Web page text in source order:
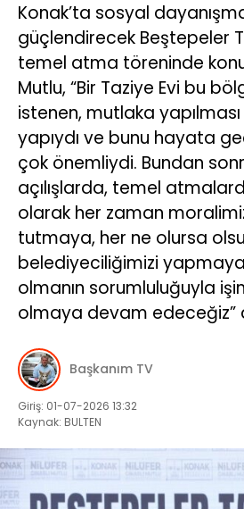
Konak’ta sosyal
güçlendirecek Beştepeler
temel atma töreninde
Mutlu, “Bir Taziye Evi bu
istenen, mutlaka
yapıydı ve bunu hayata
çok önemliydi. Bundan
açılışlarda, temel
olarak her zaman
tutmaya, her ne olursa
belediyeciliğimizi
olmanın sorumluluğuyla
olmaya devam edeceğiz”
Başkanım TV
Giriş: 01-07-2026 13:32
Kaynak: BULTEN